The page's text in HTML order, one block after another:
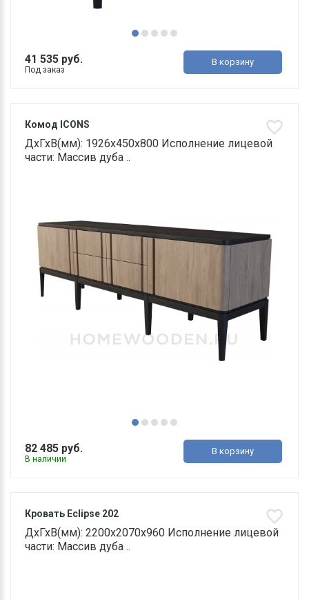
41 535 руб.
Под заказ
В корзину
Комод ICONS
ДхГхВ(мм): 1926х450х800 Исполнение лицевой
части: Массив дуба ..
82 485 руб.
В наличии
В корзину
Кровать Eclipse 202
ДхГхВ(мм): 2200х2070х960 Исполнение лицевой
части: Массив дуба ..